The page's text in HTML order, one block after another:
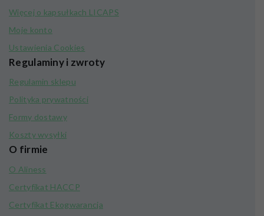
Więcej o kapsułkach LICAPS
Moje konto
Ustawienia Cookies
Regulaminy i zwroty
Regulamin sklepu
Polityka prywatności
Formy dostawy
Koszty wysyłki
O firmie
O Aliness
Certyfikat HACCP
Certyfikat Ekogwarancja